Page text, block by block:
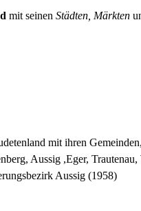
mit seinen Städten, Märkten
mit ihren
Aussig ,Eger,
Aussig (1958)